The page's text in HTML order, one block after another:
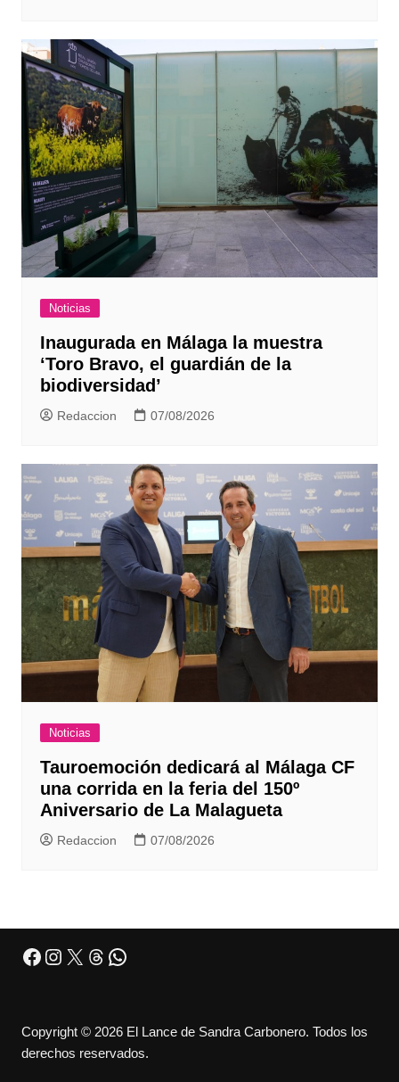
Noticias
Inaugurada en Málaga la muestra
‘Toro Bravo, el guardián de la
biodiversidad’
Redaccion 07/08/2026
Noticias
Tauroemoción dedicará al Málaga CF
una corrida en la feria del 150º
Aniversario de La Malagueta
Redaccion 07/08/2026
Facebook Instagram X Threads WhatsApp
Copyright © 2026 El Lance de Sandra Carbonero. Todos los
derechos reservados.